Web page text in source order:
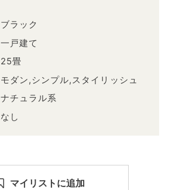
ブラック
一戸建て
25畳
モダン,シンプル,スタイリッシュ
ナチュラル系
なし
マイリストに追加